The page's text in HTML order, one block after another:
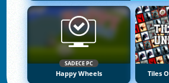
SADECE PC
Happy Wheels Tiles